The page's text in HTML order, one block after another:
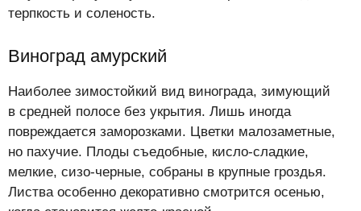
терпкость и соленость.
Виноград амурский
Наиболее зимостойкий вид винограда, зимующий
в средней полосе без укрытия. Лишь иногда
повреждается заморозками. Цветки малозаметные,
но пахучие. Плоды съедобные, кисло-сладкие,
мелкие, сизо-черные, собраны в крупные гроздья.
Листва особенно декоративно смотрится осенью,